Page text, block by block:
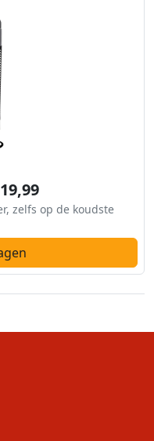
19,99
zelfs op de koudste